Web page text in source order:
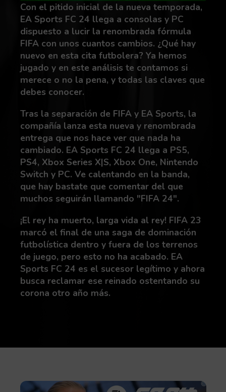
Con el pitido inicial de la nueva temporada,
EA Sports FC 24 llega a consolas y PC
dispuesto a lucir la renombrada fórmula
FIFA con unos cuantos cambios. ¿Qué hay
nuevo en esta cita futbolera? Ya hemos
jugado y en este análisis te contamos si
merece o no la pena, y todas las claves que
debes conocer.
Tras la separación de FIFA y EA Sports, la
compañía lanza esta nueva y renombrada
entrega que nos hace ver que nada ha
cambiado. EA Sports FC 24 llega a PS5,
PS4, Xbox Series X|S, Xbox One, Nintendo
Switch y PC. Ve calentando en la banda,
que hay bastate que comentar del que
muchos seguirán llamando "FIFA 24".
¡El rey ha muerto, larga vida al rey! FIFA 23
marcó el final de una saga de dominación
futbolística dentro y fuera de los terrenos
de juego, pero esto no ha acabado. EA
Sports FC 24 es el sucesor legítimo y ahora
busca reclamar ese reinado ostentando su
corona otro año más.